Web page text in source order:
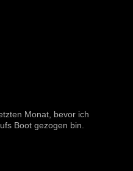
Monat, bevor ich
Boot gezogen bin.